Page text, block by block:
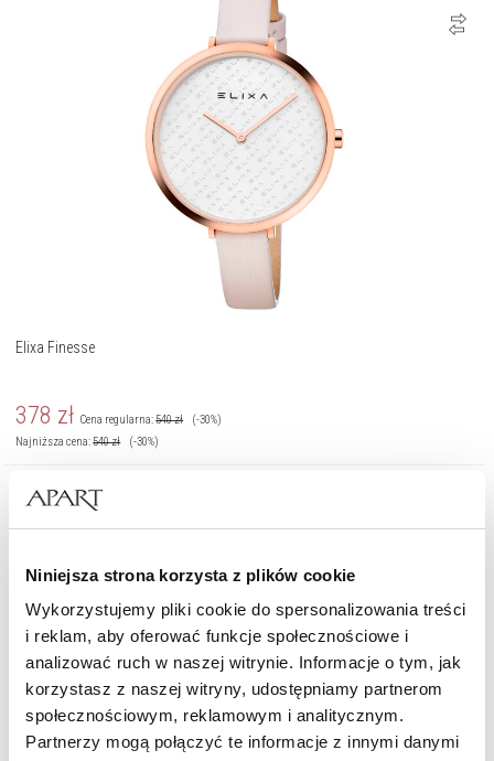
Niniejsza strona korzysta z plików cookie
Wykorzystujemy pliki cookie do spersonalizowania treści
i reklam, aby oferować funkcje społecznościowe i
analizować ruch w naszej witrynie. Informacje o tym, jak
korzystasz z naszej witryny, udostępniamy partnerom
społecznościowym, reklamowym i analitycznym.
Partnerzy mogą połączyć te informacje z innymi danymi
Elixa Finesse
378 zł Cena regularna:540zł
(-30%)
Najniższa cena:540zł (-30%)